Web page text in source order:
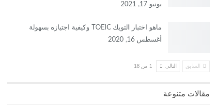
يونيو 17, 2021
ماهو اختبار التويك TOEIC وكيفية اجتيازه بسهولة
أغسطس 16, 2020
السابق التالي 1 من 18
مقالات متنوعة